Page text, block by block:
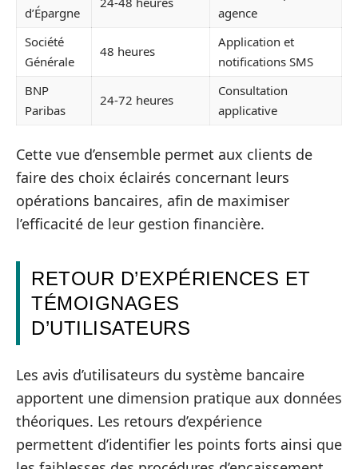
d’Épargne
agence
Société
Générale
48 heures
Application et
notifications SMS
BNP
Paribas
24-72 heures
Consultation
applicative
Cette vue d’ensemble permet aux clients de
faire des choix éclairés concernant leurs
opérations bancaires, afin de maximiser
l’efficacité de leur gestion financière.
RETOUR D’EXPÉRIENCES ET
TÉMOIGNAGES
D’UTILISATEURS
Les avis d’utilisateurs du système bancaire
apportent une dimension pratique aux données
théoriques. Les retours d’expérience
permettent d’identifier les points forts ainsi que